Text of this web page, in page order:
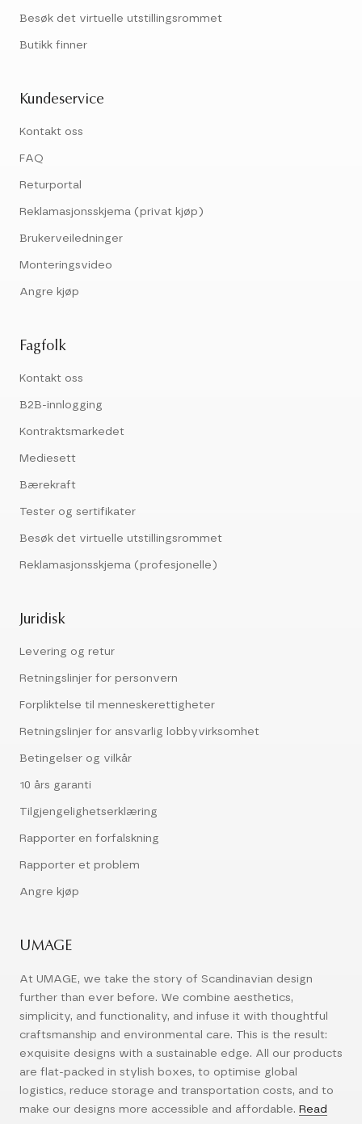
Besøk det virtuelle utstillingsrommet
Butikk finner
Kundeservice
Kontakt oss
FAQ
Returportal
Reklamasjonsskjema (privat kjøp)
Brukerveiledninger
Monteringsvideo
Angre kjøp
Fagfolk
Kontakt oss
B2B-innlogging
Kontraktsmarkedet
Mediesett
Bærekraft
Tester og sertifikater
Besøk det virtuelle utstillingsrommet
Reklamasjonsskjema (profesjonelle)
Juridisk
Levering og retur
Retningslinjer for personvern
Forpliktelse til menneskerettigheter
Retningslinjer for ansvarlig lobbyvirksomhet
Betingelser og vilkår
10 års garanti
Tilgjengelighetserklæring
Rapporter en forfalskning
Rapporter et problem
Angre kjøp
UMAGE
At UMAGE, we take the story of Scandinavian design
further than ever before. We combine aesthetics,
simplicity, and functionality, and infuse it with thoughtful
craftsmanship and environmental care. This is the result:
exquisite designs with a sustainable edge. All our products
are flat-packed in stylish boxes, to optimise global
logistics, reduce storage and transportation costs, and to
make our designs more accessible and affordable. Read